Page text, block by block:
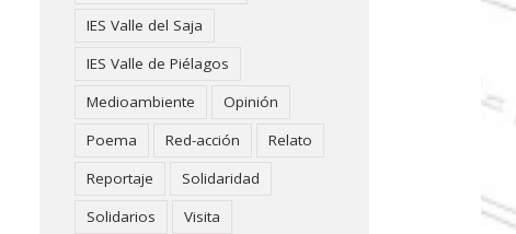
IES Valle del Saja
IES Valle de Piélagos
Medioambiente
Opinión
Poema
Red-acción
Relato
Reportaje
Solidaridad
Solidarios
Visita